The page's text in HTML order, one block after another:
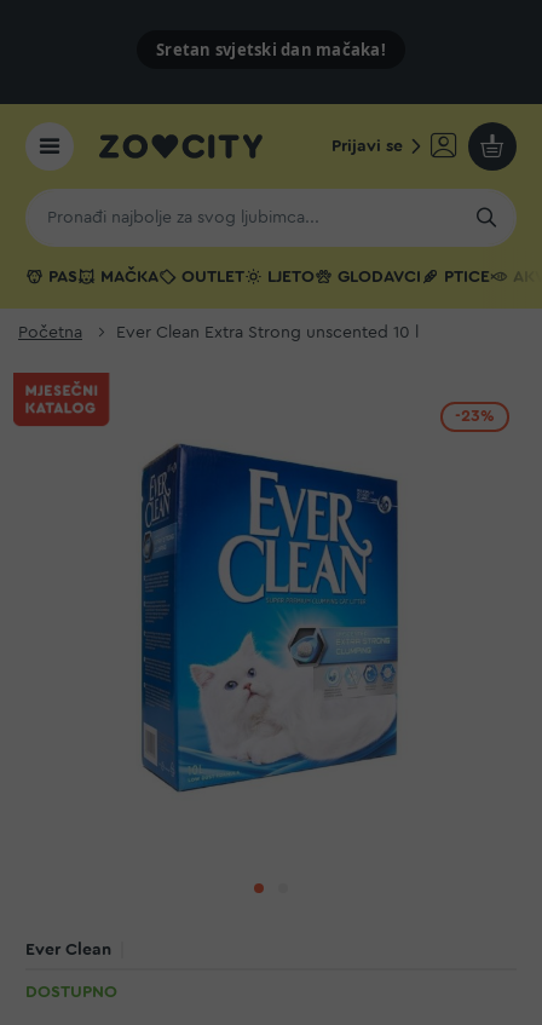
Sretan svjetski dan mačaka!
Prijavi se
Moja
PAS MAČKA OUTLET LJETO GLODAVCI PTICE
Početna Ever Clean Extra Strong unscented 10 l
-23%
Ever Clean
DOSTUPNO